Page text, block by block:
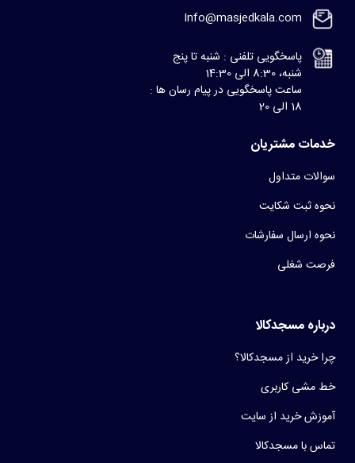
Info@masjedkala.com
پاسخگویی تلفنی : شنبه تا پنج
شنبه، 8:30 الی 14:30
ساعت پاسخگویی در پیام رسان ها :
18 الی 20
خدمات مشتریان
سوالات متداول
نحوه ثبت شکایت
نحوه ارسال سفارشات
فرصت شغلی
درباره مسجدکالا
چرا خرید از مسجدکالا؟
خط مشی کاربری
آموزش خرید از سایت
تماس با مسجدکالا